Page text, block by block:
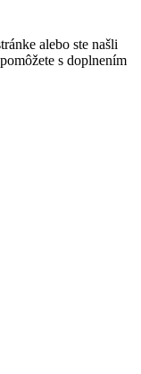
alebo ste našli
s doplnením